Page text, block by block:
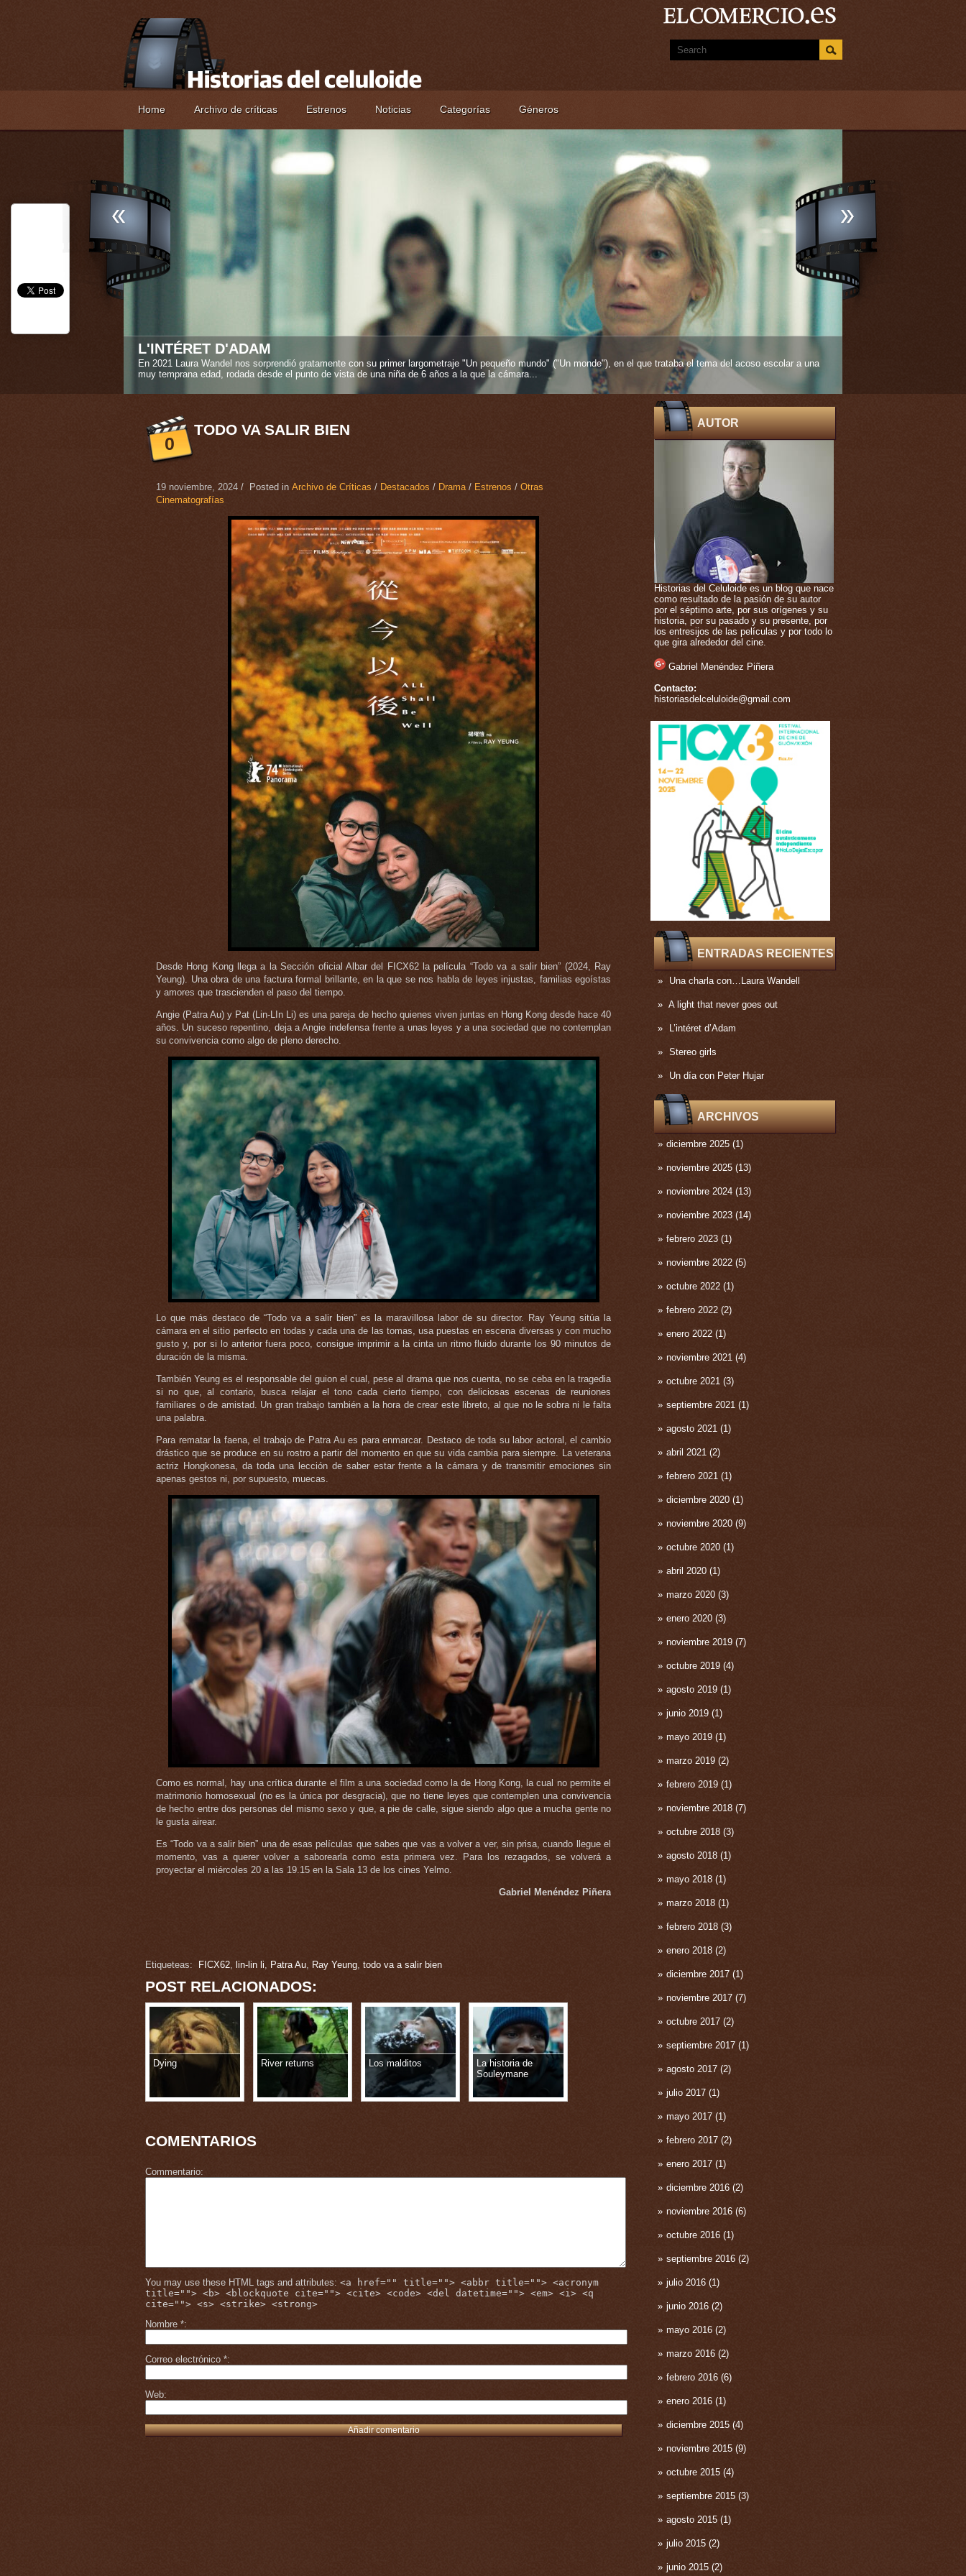
Home Archivo de críticas Estrenos Noticias Categorías Géneros
STEREO GIRLS
La amistad verdadera es uno de los sentimientos más fuertes que se pueden tener en esta vida y más si proviene desde edad muy temprana. De ello nos habla
Caroline Deruas Peano en "Stereo girls" ("Les inmortelles", 2025), su segundo largometraje como...
AUTOR
Historias del Celuloide es un blog que nace
como resultado de la pasión de su autor
por el séptimo arte, por sus orígenes y su
historia, por su pasado y su presente, por
los entresijos de las películas y por todo lo
que gira alrededor del cine.
Gabriel Menéndez Piñera
Contacto:
historiasdelceluloide@gmail.com
ENTRADAS RECIENTES
Una charla con…Laura Wandell
A light that never goes out
L’intéret d’Adam
Stereo girls
Un día con Peter Hujar
ARCHIVOS
diciembre 2025 (1)
noviembre 2025 (13)
noviembre 2024 (13)
noviembre 2023 (14)
febrero 2023 (1)
noviembre 2022 (5)
octubre 2022 (1)
febrero 2022 (2)
enero 2022 (1)
noviembre 2021 (4)
octubre 2021 (3)
septiembre 2021 (1)
agosto 2021 (1)
abril 2021 (2)
febrero 2021 (1)
diciembre 2020 (1)
noviembre 2020 (9)
octubre 2020 (1)
abril 2020 (1)
marzo 2020 (3)
enero 2020 (3)
noviembre 2019 (7)
octubre 2019 (4)
agosto 2019 (1)
junio 2019 (1)
mayo 2019 (1)
marzo 2019 (2)
febrero 2019 (1)
noviembre 2018 (7)
octubre 2018 (3)
agosto 2018 (1)
mayo 2018 (1)
marzo 2018 (1)
febrero 2018 (3)
enero 2018 (2)
diciembre 2017 (1)
noviembre 2017 (7)
octubre 2017 (2)
septiembre 2017 (1)
agosto 2017 (2)
julio 2017 (1)
mayo 2017 (1)
febrero 2017 (2)
enero 2017 (1)
diciembre 2016 (2)
noviembre 2016 (6)
octubre 2016 (1)
septiembre 2016 (2)
julio 2016 (1)
junio 2016 (2)
mayo 2016 (2)
marzo 2016 (2)
febrero 2016 (6)
enero 2016 (1)
diciembre 2015 (4)
noviembre 2015 (9)
octubre 2015 (4)
septiembre 2015 (3)
agosto 2015 (1)
julio 2015 (2)
junio 2015 (2)
0
TODO VA SALIR BIEN
19 noviembre, 2024 / Posted in Archivo de Críticas / Destacados / Drama/ Estrenos / Otras
Cinematografías
Desde Hong Kong llega a la Sección oficial Albar del FICX62 la película “Todo va a salir bien” (2024, Ray
Yeung). Una obra de una factura formal brillante, en la que se nos habla de leyes injustas, familias egoístas
y amores que trascienden el paso del tiempo.
Angie (Patra Au) y Pat (Lin-LIn Li) es una pareja de hecho quienes viven juntas en Hong Kong desde hace 40
años. Un suceso repentino, deja a Angie indefensa frente a unas leyes y a una sociedad que no contemplan
su convivencia como algo de pleno derecho.
Lo que más destaco de “Todo va a salir bien” es la maravillosa labor de su director. Ray Yeung sitúa la
cámara en el sitio perfecto en todas y cada una de las tomas, usa puestas en escena diversas y con mucho
gusto y, por si lo anterior fuera poco, consigue imprimir a la cinta un ritmo fluido durante los 90 minutos de
duración de la misma.
También Yeung es el responsable del guion el cual, pese al drama que nos cuenta, no se ceba en la tragedia
si no que, al contario, busca relajar el tono cada cierto tiempo, con deliciosas escenas de reuniones
familiares o de amistad. Un gran trabajo también a la hora de crear este libreto, al que no le sobra ni le falta
una palabra.
Para rematar la faena, el trabajo de Patra Au es para enmarcar. Destaco de toda su labor actoral, el cambio
drástico que se produce en su rostro a partir del momento en que su vida cambia para siempre. La veterana
actriz Hongkonesa, da toda una lección de saber estar frente a la cámara y de transmitir emociones sin
apenas gestos ni, por supuesto, muecas.
Como es normal, hay una crítica durante el film a una sociedad como la de Hong Kong, la cual no permite el
matrimonio homosexual (no es la única por desgracia), que no tiene leyes que contemplen una convivencia
de hecho entre dos personas del mismo sexo y que, a pie de calle, sigue siendo algo que a mucha gente no
le gusta airear.
Es “Todo va a salir bien” una de esas películas que sabes que vas a volver a ver, sin prisa, cuando llegue el
momento, vas a querer volver a saborearla como esta primera vez. Para los rezagados, se volverá a
proyectar el miércoles 20 a las 19.15 en la Sala 13 de los cines Yelmo.
Gabriel Menéndez Piñera
Etiqueteas: FICX62, lin-lin li, Patra Au, Ray Yeung, todo va a salir bien
POST RELACIONADOS:
Dying River returns Los malditos
La historia de
Souleymane
COMENTARIOS
Commentario
You may use these HTML tags and attributes: <a href="" title=""> <abbr title=""> <acronym
title=""> <b> <blockquote cite=""> <cite> <code> <del datetime=""> <em> <i> <q
cite=""> <s> <strike> <strong>
Nombre *
Correo electrónico *
Web